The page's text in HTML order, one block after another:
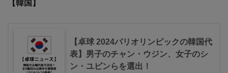
【韓国】
【卓球 2024パリオリンピックの韓国代
表】男子のチャン・ウジン、女子のシ
ン・ユビンらを選出！